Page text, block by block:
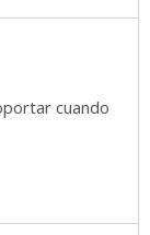
cuando